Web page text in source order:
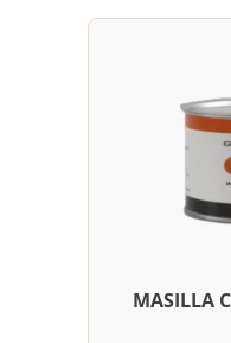
MASILLA